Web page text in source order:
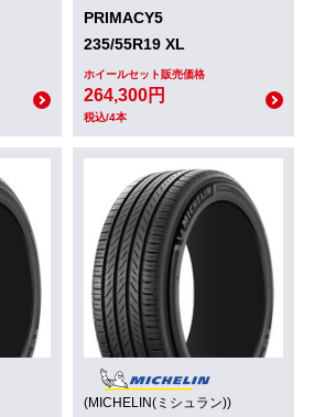
PRIMACY5
235/55R19 XL
ホイールセット販売価格
264,300円
税込/4本
(MICHELIN(ミシュラン))